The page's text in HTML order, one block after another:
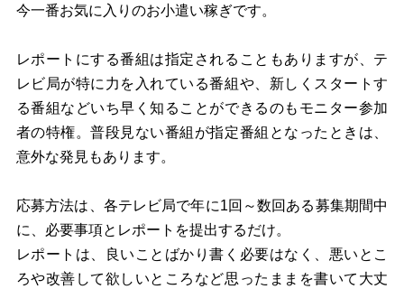
今一番お気に入りのお小遣い稼ぎです。
レポートにする番組は指定されることもありますが、テ
レビ局が特に力を入れている番組や、新しくスタートす
る番組などいち早く知ることができるのもモニター参加
者の特権。普段見ない番組が指定番組となったときは、
意外な発見もあります。
応募方法は、各テレビ局で年に1回～数回ある募集期間中
に、必要事項とレポートを提出するだけ。
レポートは、良いことばかり書く必要はなく、悪いとこ
ろや改善して欲しいところなど思ったままを書いて大丈